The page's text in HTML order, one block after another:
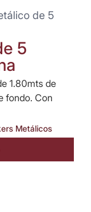
de 5
5
1.80mts de
fondo. Con
Metálicos